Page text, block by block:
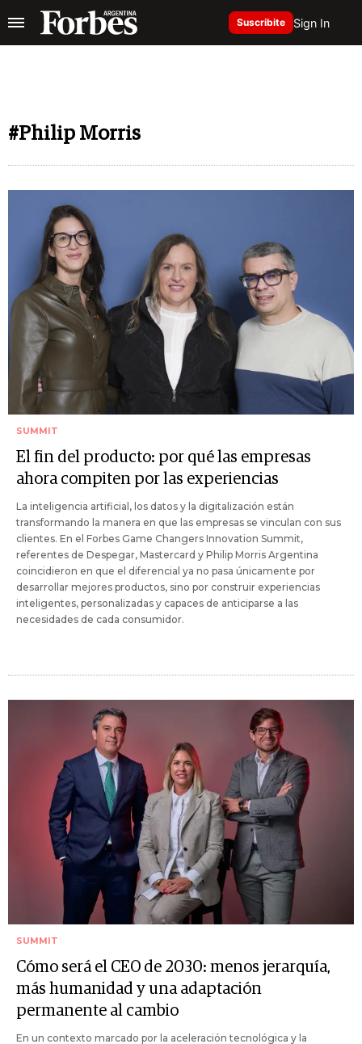
Suscribite Sign In
#Philip Morris
SUMMIT
El fin del producto: por qué las empresas
ahora compiten por las experiencias
La inteligencia artificial, los datos y la digitalización están
transformando la manera en que las empresas se vinculan con sus
clientes. En el Forbes Game Changers Innovation Summit,
referentes de Despegar, Mastercard y Philip Morris Argentina
coincidieron en que el diferencial ya no pasa únicamente por
desarrollar mejores productos, sino por construir experiencias
inteligentes, personalizadas y capaces de anticiparse a las
necesidades de cada consumidor.
SUMMIT
Cómo será el CEO de 2030: menos jerarquía,
más humanidad y una adaptación
permanente al cambio
En un contexto marcado por la aceleración tecnológica y la